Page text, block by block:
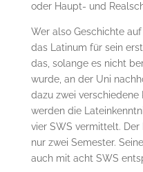
oder Haupt- und
Wer also Geschichte
das Latinum für sein
das, solange es nicht
wurde, an der ­U­ni
dazu zwei verschiedene
wer­den die
vier SWS vermittelt.
nur zwei Semester.
auch mit acht SWS